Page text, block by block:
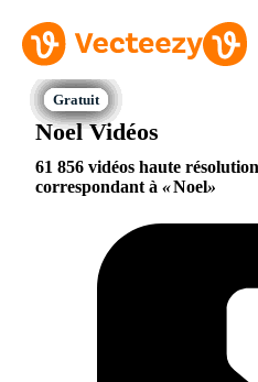
Noel Vidéos
61 856 vidéos haute
correspondant à
Noel